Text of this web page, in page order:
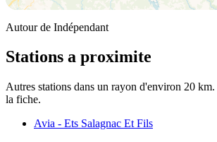
Autour de Indépendant
Stations a proximite
Autres stations dans un rayon d'environ 20
la fiche.
Avia - Ets Salagnac Et Fils